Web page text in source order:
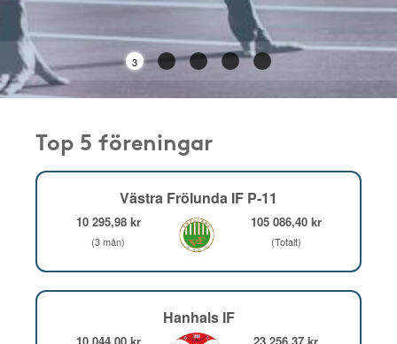
3
Top 5 föreningar
Västra Frölunda IF P-11
10 295,98 kr
(3 mån)
105 086,40 kr
(Totalt)
Hanhals IF